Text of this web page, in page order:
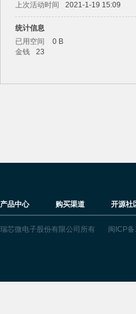
上次活动时间
2021-1-19 15:09
统计信息
已用空间
0 B
金钱
23
产品中心 购买渠道 开源社
瑞芯微电子股份有限公司所有 闽ICP